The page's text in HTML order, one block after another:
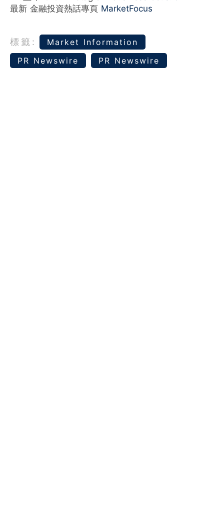
最新 金融投資熱話專頁 MarketFocus
標籤:
Market Information
PR Newswire
PR Newswire